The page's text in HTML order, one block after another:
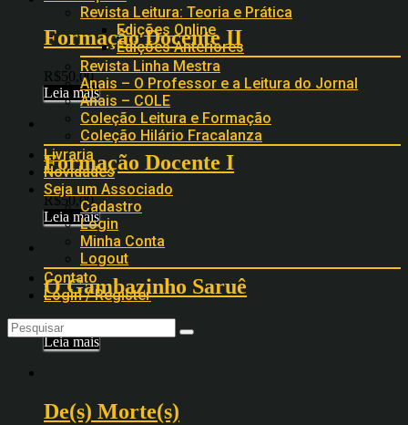
Revista Leitura: Teoria e Prática
Edições Online
Edições Anteriores
Revista Linha Mestra
Anais – O Professor e a Leitura do Jornal
Anais – COLE
Coleção Leitura e Formação
Coleção Hilário Fracalanza
Livraria
Novidades
Seja um Associado
Cadastro
Login
Minha Conta
Logout
Contato
Login / Register
Formação Docente II
R$50,00
Leia mais
Formação Docente I
R$50,00
Leia mais
O Gambazinho Saruê
R$40,00
Leia mais
De(s) Morte(s)